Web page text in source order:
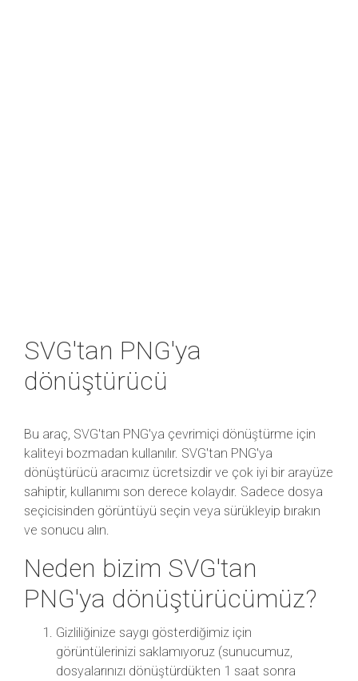
SVG'tan PNG'ya
dönüştürücü
Bu araç, SVG'tan PNG'ya çevrimiçi dönüştürme için
kaliteyi bozmadan kullanılır. SVG'tan PNG'ya
dönüştürücü aracımız ücretsizdir ve çok iyi bir arayüze
sahiptir, kullanımı son derece kolaydır. Sadece dosya
seçicisinden görüntüyü seçin veya sürükleyip bırakın
ve sonucu alın.
Neden bizim SVG'tan
PNG'ya dönüştürücümüz?
Gizliliğinize saygı gösterdiğimiz için
görüntülerinizi saklamıyoruz (sunucumuz,
dosyalarınızı dönüştürdükten 1 saat sonra